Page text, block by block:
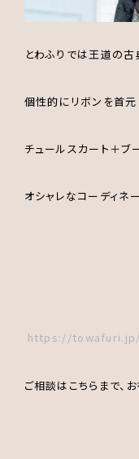
とわふりでは王道の古
個性的にリボンを首
チュールスカート＋ブ
オシャレなコーディネ
https://
ご相談はこちらまで、お